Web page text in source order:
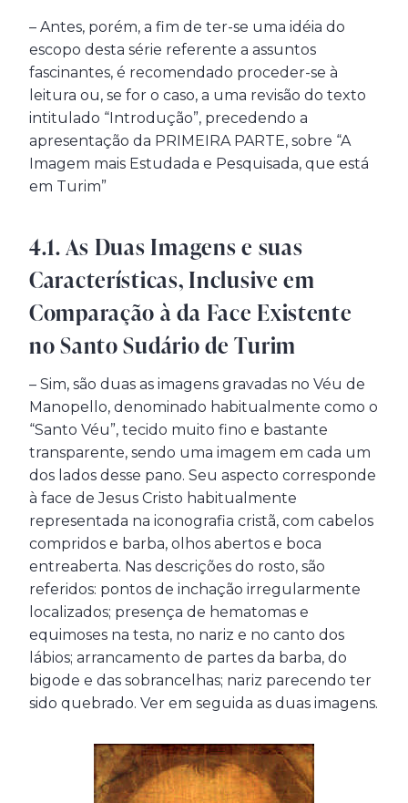
– Antes, porém, a fim de ter-se uma idéia do
escopo desta série referente a assuntos
fascinantes, é recomendado proceder-se à
leitura ou, se for o caso, a uma revisão do texto
intitulado “Introdução”, precedendo a
apresentação da PRIMEIRA PARTE, sobre “A
Imagem mais Estudada e Pesquisada, que está
em Turim”
4.1. As Duas Imagens e suas
Características, Inclusive em
Comparação à da Face Existente
no Santo Sudário de Turim
– Sim, são duas as imagens gravadas no Véu de
Manopello, denominado habitualmente como o
“Santo Véu”, tecido muito fino e bastante
transparente, sendo uma imagem em cada um
dos lados desse pano. Seu aspecto corresponde
à face de Jesus Cristo habitualmente
representada na iconografia cristã, com cabelos
compridos e barba, olhos abertos e boca
entreaberta. Nas descrições do rosto, são
referidos: pontos de inchação irregularmente
localizados; presença de hematomas e
equimoses na testa, no nariz e no canto dos
lábios; arrancamento de partes da barba, do
bigode e das sobrancelhas; nariz parecendo ter
sido quebrado. Ver em seguida as duas imagens.